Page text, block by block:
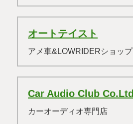
オートテイスト
アメ車& LOWRIDERショップ
Car Audio Club Co.Ltd
カーオーディオ専門店